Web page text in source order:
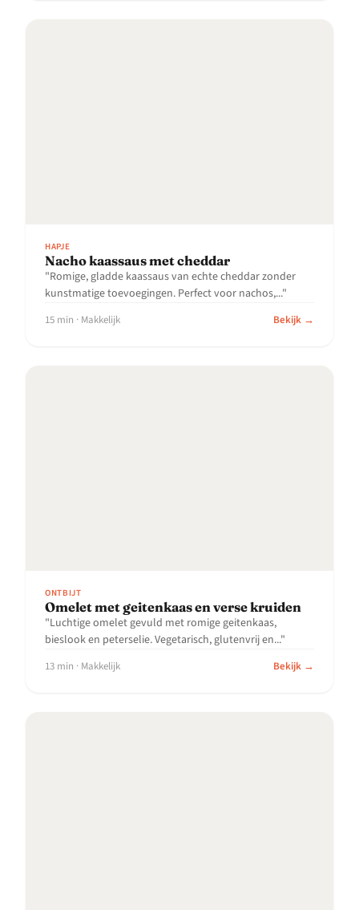
HAPJE
Nacho kaassaus met cheddar
"Romige, gladde kaassaus van echte cheddar zonder
kunstmatige toevoegingen. Perfect voor nachos,..."
15 min · Makkelijk Bekijk →
ONTBIJT
Omelet met geitenkaas en verse kruiden
"Luchtige omelet gevuld met romige geitenkaas,
bieslook en peterselie. Vegetarisch, glutenvrij en..."
13 min · Makkelijk Bekijk →